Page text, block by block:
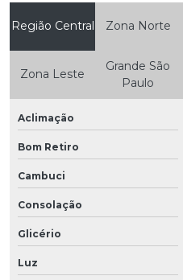
Região Central Zona Norte
Zona Leste
Grande São
Paulo
Aclimação
Bom Retiro
Cambuci
Consolação
Glicério
Luz